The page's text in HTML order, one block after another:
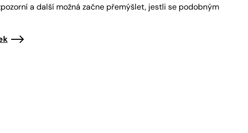
a další možná začne přemýšlet, jestli se podobným